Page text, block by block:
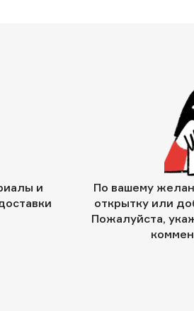
и
По вашему
открытку или
Пожалуйста,